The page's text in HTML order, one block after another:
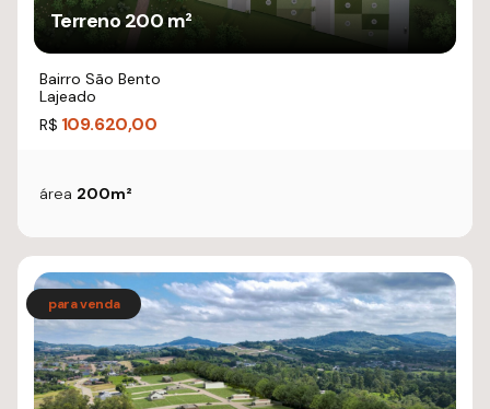
Terreno 200 m²
Bairro São Bento
Lajeado
R$ 109.620,00
área 200m²